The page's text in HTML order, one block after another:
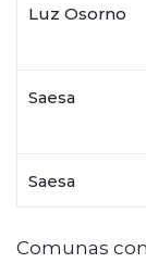
Luz Osorno
Saesa
Saesa
Comunas